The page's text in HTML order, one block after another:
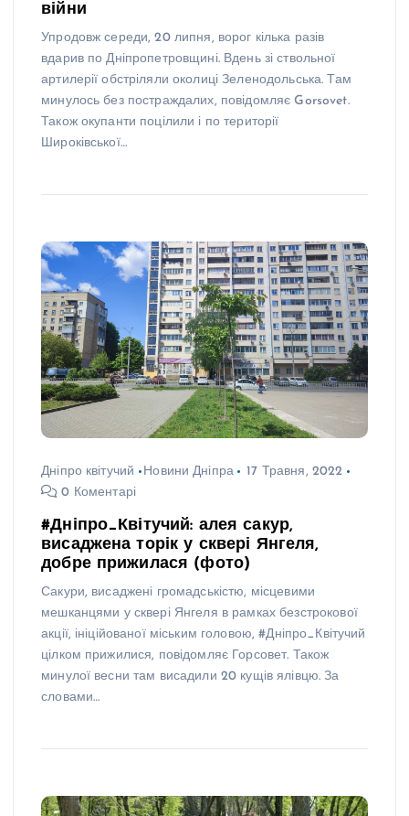
війни
Упродовж середи, 20 липня, ворог кілька разів
вдарив по Дніпропетровщині. Вдень зі ствольної
артилерії обстріляли околиці Зеленодольська. Там
минулось без постраждалих, повідомляє Gorsovet.
Також окупанти поцілили і по території
Широківської…
Дніпро квітучий Новини Дніпра
17 Травня, 2022
0 Коментарі
#Дніпро_Квітучий: алея сакур,
висаджена торік у сквері Янгеля,
добре прижилася (фото)
Сакури, висаджені громадськістю, місцевими
мешканцями у сквері Янгеля в рамках безстрокової
акції, ініційованої міським головою, #Дніпро_Квітучий
цілком прижилися, повідомляє Горсовет. Також
минулої весни там висадили 20 кущів ялівцю. За
словами…